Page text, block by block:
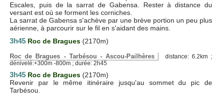
Escales, puis de la sarrat de Gabensa. Rester à distance du
versant est où se forment les corniches.
La sarrat de Gabensa s'achève par une brève portion un peu plus
aérienne, à parcourir sur le fil en s'aidant des mains.
3h45 Roc de Bragues (2170m)
Roc de Bragues - Tarbésou - Ascou-Pailhères
distance: 6.2km ;
dénivelé:+300m -800m ; durée: 2h45
3h45 Roc de Bragues (2170m)
Revenir par le même itinéraire jusqu'au sommet du pic de
Tarbésou.